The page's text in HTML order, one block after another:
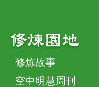
修炼故事
空中明慧周刊